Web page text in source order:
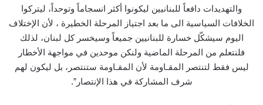
والتهديدات دافعاً للبنانيين ليكونوا أكثر انسجاماً وتوحداً، ليتركوا
الخلافات السياسية الى ما بعد اجتياز المرحلة الخطيرة ، لأن الإختلاف
اليوم سيشكّل خسارة للبنانيين جميعاً وسيخسر كل لبنان، لذلك
فلنتعلم من المرحلة الماضية ولنكن موحدين في مواجهة الأخطار
ليس فقط لتنتصر المقـاومة لأن المقـاومة ستنتصر، بل ليكون لهم
شرف المشاركة في هذا الإنتصار”.